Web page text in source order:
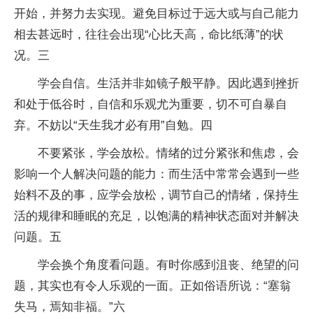
开始，并努力去实现。避免目标过于远大或与自己能力
相去甚远时，往往会出现“心比天高，命比纸薄”的状
况。三
学会自信。生活并非如镜子般平静。因此遇到挫折
和处于低谷时，自信和乐观尤为重要，切不可自暴自
弃。不妨以“天生我才必有用”自勉。四
不要紧张，学会放松。情绪的过分紧张和焦虑，会
影响一个人解决问题的能力：而生活中常常会遇到一些
始料不及的事，应学会放松，调节自己的情绪，保持生
活的规律和睡眠的充足，以饱满的精神状态面对并解决
问题。五
学会换个角度看问题。有时你感到沮丧、绝望的问
题，其实也有令人乐观的一面。正如俗语所说：“塞翁
失马，焉知非福。”六